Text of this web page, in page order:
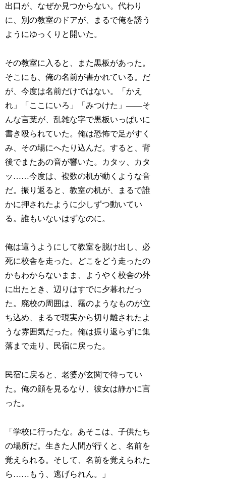
出口が、なぜか見つからない。代わり
に、別の教室のドアが、まるで俺を誘う
ようにゆっくりと開いた。
その教室に入ると、また黒板があった。
そこにも、俺の名前が書かれている。だ
が、今度は名前だけではない。「かえ
れ」「ここにいろ」「みつけた」――そ
んな言葉が、乱雑な字で黒板いっぱいに
書き殴られていた。俺は恐怖で足がすく
み、その場にへたり込んだ。すると、背
後でまたあの音が響いた。カタッ、カタ
ッ……今度は、複数の机が動くような音
だ。振り返ると、教室の机が、まるで誰
かに押されたように少しずつ動いてい
る。誰もいないはずなのに。
俺は這うようにして教室を脱け出し、必
死に校舎を走った。どこをどう走ったの
かもわからないまま、ようやく校舎の外
に出たとき、辺りはすでに夕暮れだっ
た。廃校の周囲は、霧のようなものが立
ち込め、まるで現実から切り離されたよ
うな雰囲気だった。俺は振り返らずに集
落まで走り、民宿に戻った。
民宿に戻ると、老婆が玄関で待ってい
た。俺の顔を見るなり、彼女は静かに言
った。
「学校に行ったな。あそこは、子供たち
の場所だ。生きた人間が行くと、名前を
覚えられる。そして、名前を覚えられた
ら……もう、逃げられん。」